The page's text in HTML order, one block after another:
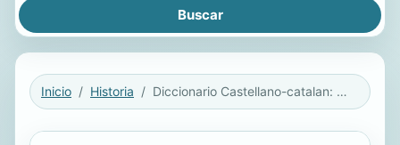
Inicio Historia Diccionario Castellano-catalan: Con Una Coleccion De 1670 Refranes...